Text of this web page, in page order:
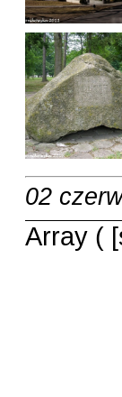
02
Array (